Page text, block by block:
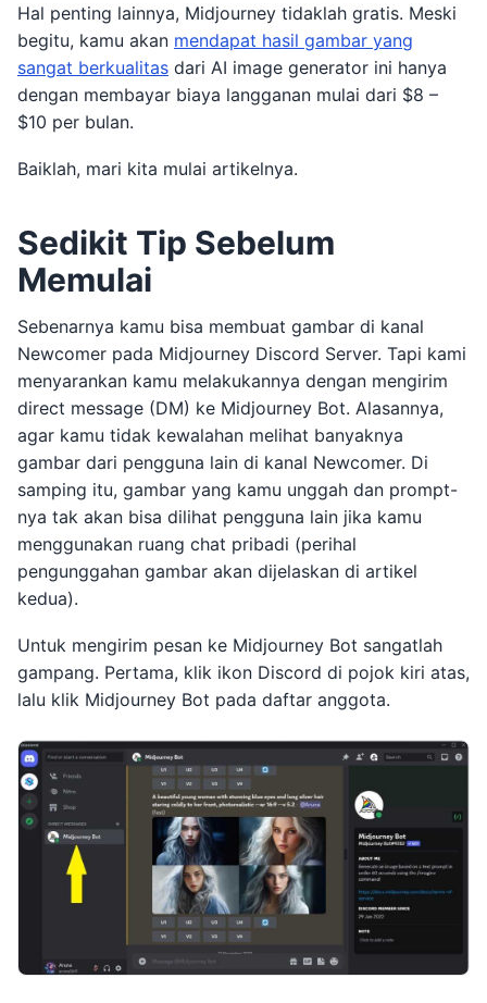
Hal penting lainnya, Midjourney tidaklah gratis. Meski
begitu, kamu akan mendapat hasil gambar yang
sangat berkualitas dari AI image generator ini hanya
dengan membayar biaya langganan mulai dari $8 –
$10 per bulan.
Baiklah, mari kita mulai artikelnya.
Sedikit Tip Sebelum
Memulai
Sebenarnya kamu bisa membuat gambar di kanal
Newcomer pada Midjourney Discord Server. Tapi kami
menyarankan kamu melakukannya dengan mengirim
direct message (DM) ke Midjourney Bot. Alasannya,
agar kamu tidak kewalahan melihat banyaknya
gambar dari pengguna lain di kanal Newcomer. Di
samping itu, gambar yang kamu unggah dan prompt-
nya tak akan bisa dilihat pengguna lain jika kamu
menggunakan ruang chat pribadi (perihal
pengunggahan gambar akan dijelaskan di artikel
kedua).
Untuk mengirim pesan ke Midjourney Bot sangatlah
gampang. Pertama, klik ikon Discord di pojok kiri atas,
lalu klik Midjourney Bot pada daftar anggota.